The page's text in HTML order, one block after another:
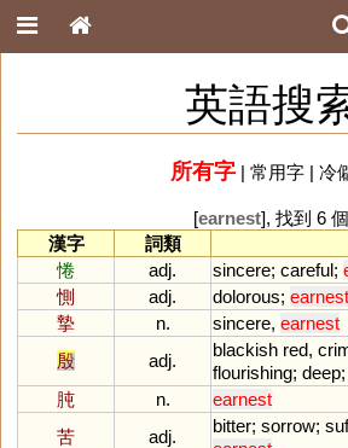
英語搜
所有字| 常用字| 冷
[earnest], 找到 6 個
漢字
詞類
惓
adj. sincere; careful;
惻
adj. dolorous; earnest
摯
n. sincere, earnest
殷
adj.
blackish red,
flourishing; deep;
肫
n.
earnest
苦
adj.
bitter; sorrow;